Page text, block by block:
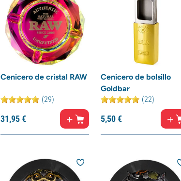
Cenicero de cristal RAW
(29)
31,95€
Cenicero de bolsillo
Goldbar
(22)
5,50€